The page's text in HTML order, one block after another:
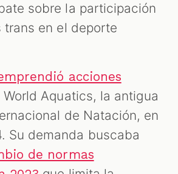
sobre la participación
trans en el deporte
acciones
World Aquatics, la antigua
de Natación, en
Su demanda buscaba
de normas